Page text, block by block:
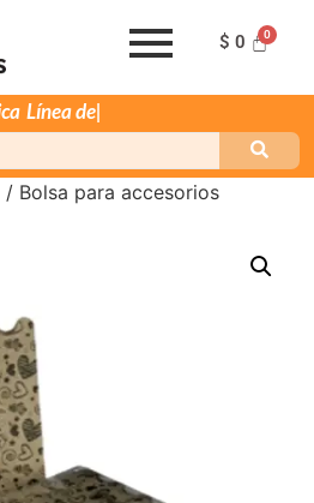
$ 0
Única
/ Bolsa para accesorios